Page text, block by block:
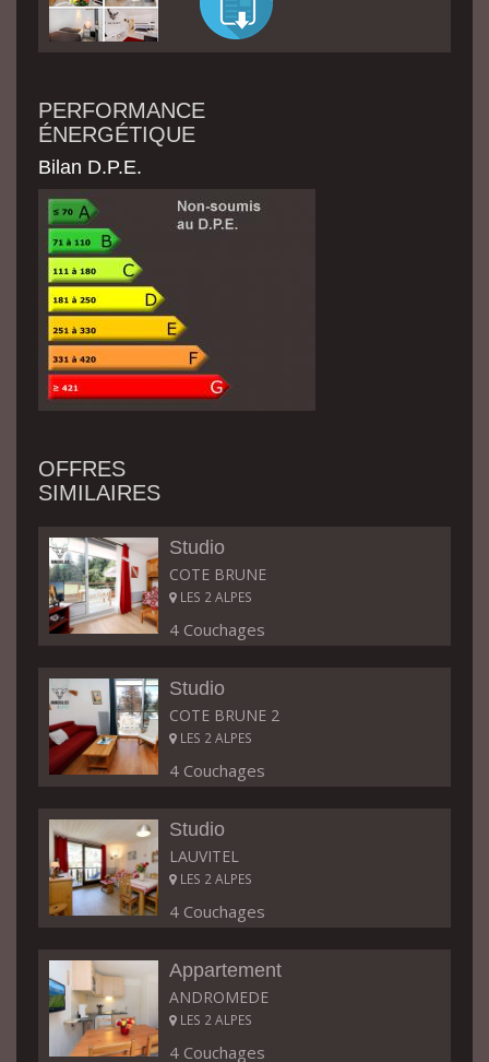
PERFORMANCE
ÉNERGÉTIQUE
Bilan D.P.E.
OFFRES
SIMILAIRES
Studio
COTE BRUNE
LES 2 ALPES
4 Couchages
Studio
COTE BRUNE 2
LES 2 ALPES
4 Couchages
Studio
LAUVITEL
LES 2 ALPES
4 Couchages
Appartement
ANDROMEDE
LES 2 ALPES
4 Couchages